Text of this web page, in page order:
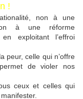
!
non à une
à une réforme
exploitant l’effroi
peur, celle qui n’offre
de violer nos
ceux et celles qui